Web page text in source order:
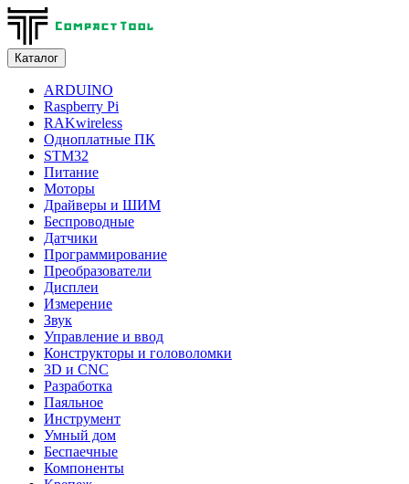
Каталог
ARDUINO
Raspberry Pi
RAKwireless
Одноплатные ПК
STM32
Питание
Моторы
Драйверы и ШИМ
Беспроводные
Датчики
Программирование
Преобразователи
Дисплеи
Измерение
Звук
Управление и ввод
Конструкторы и головоломки
3D и CNC
Разработка
Паяльное
Инструмент
Умный дом
Беспаечные
Компоненты